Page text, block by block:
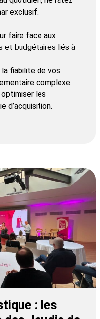
exclusif.
faire face aux
et budgétaires liés à
la fiabilité de vos
complexe.
les
d’acquisition.
: les